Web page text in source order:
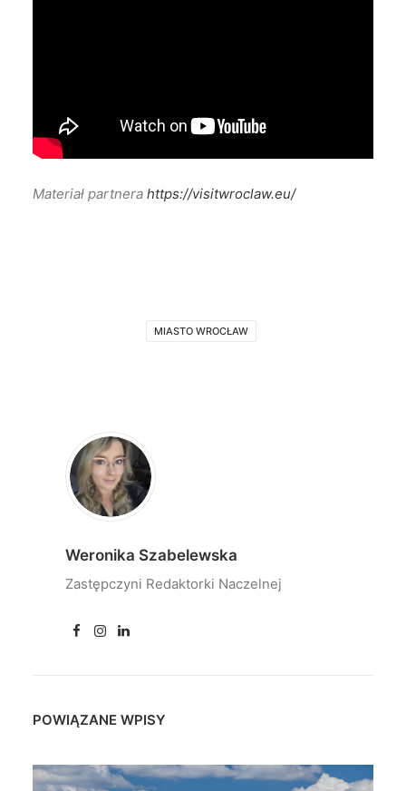
Materiał partnera https://visitwroclaw.eu/
MIASTO WROCŁAW
Weronika Szabelewska
Zastępczyni Redaktorki Naczelnej
POWIĄZANE WPISY